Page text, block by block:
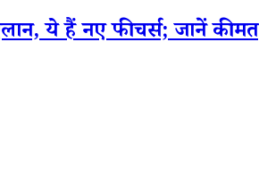
ये हैं नए फीचर्स; जानें कीमत